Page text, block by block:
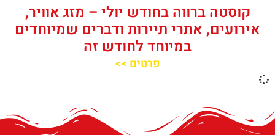
קוסטה ברווה בחודש יולי – מזג אוויר,
אירועים, אתרי תיירות ודברים שמיוחדים
במיוחד לחודש זה
פרטים >>